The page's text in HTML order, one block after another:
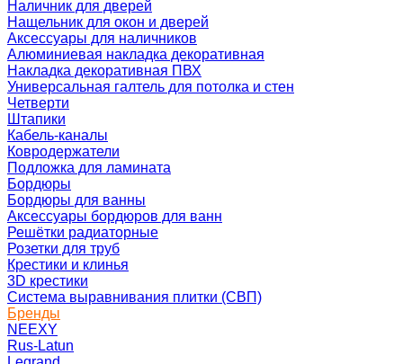
Наличник для дверей
Нащельник для окон и дверей
Аксессуары для наличников
Алюминиевая накладка декоративная
Накладка декоративная ПВХ
Универсальная галтель для потолка и стен
Четверти
Штапики
Кабель-каналы
Ковродержатели
Подложка для ламината
Бордюры
Бордюры для ванны
Аксессуары бордюров для ванн
Решётки радиаторные
Розетки для труб
Крестики и клинья
3D крестики
Система выравнивания плитки (СВП)
Бренды
NEEXY
Rus-Latun